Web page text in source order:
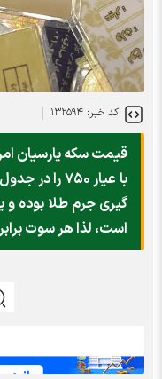
کد خبر: ۱۳۲۵۹۴
با عیار ۷۵۰
است، لذا هر سوت